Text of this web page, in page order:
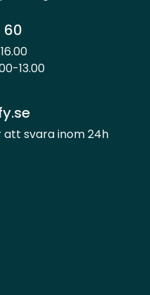
60
13.00
svara inom 24h